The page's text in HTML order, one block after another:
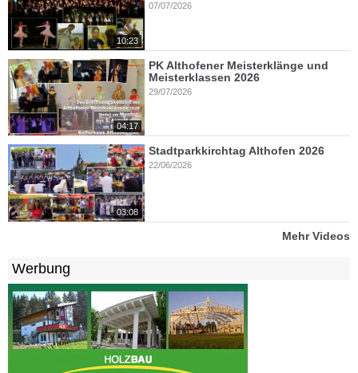
10:23
07/07/2026
04:17
PK Althofener Meisterklänge und
Meisterklassen 2026
29/07/2026
03:08
Stadtparkkirchtag Althofen 2026
22/06/2026
Mehr Videos
Werbung